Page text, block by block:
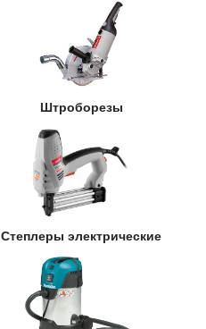
Штроборезы
Степлеры электрические